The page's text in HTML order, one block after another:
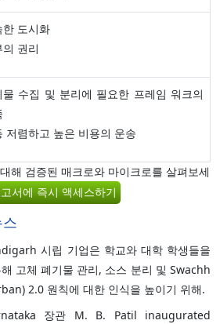
한 도시화
의 권리
물 수집 및 분리에 필요한 프레임 워크의
저렴하고 높은 비용의 운송
해 검증된 매크로와 마이크로를 살펴보세
서에 즉시 액세스하기
시립 기업은 학교와 대학 학생들을
고체 폐기물 관리, 소스 분리 및 Swachh
2.0 원칙에 대한 인식을 높이기 위해.
장관 M. B. Patil inaugurated